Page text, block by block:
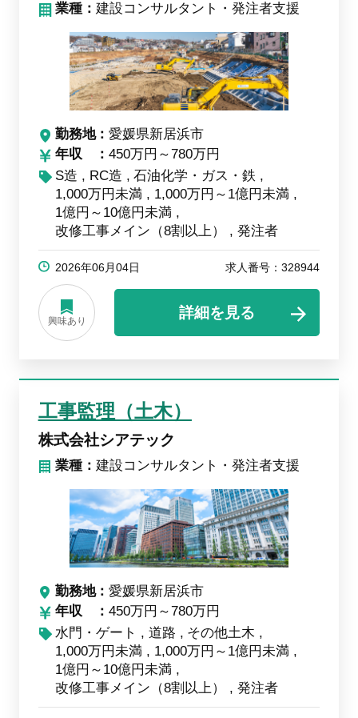
業種：建設コンサルタント・発注者支援
勤務地
愛媛県新居浜市
年収
450万円～780万円
S造
RC造
石油化学・ガス・鉄
1,000万円未満
1,000万円～1億円未満
1億円～10億円未満
改修工事メイン（8割以上）
発注者
2026年06月04日 求人番号：328944
興味あり
詳細を見る
工事監理（土木）
株式会社シアテック
業種：建設コンサルタント・発注者支援
勤務地
愛媛県新居浜市
年収
450万円～780万円
水門・ゲート
道路
その他土木
1,000万円未満
1,000万円～1億円未満
1億円～10億円未満
改修工事メイン（8割以上）
発注者